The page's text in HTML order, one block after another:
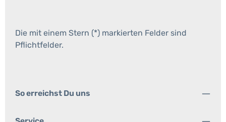
Die mit einem Stern (*) markierten Felder sind
Pflichtfelder.
So erreichst Du uns